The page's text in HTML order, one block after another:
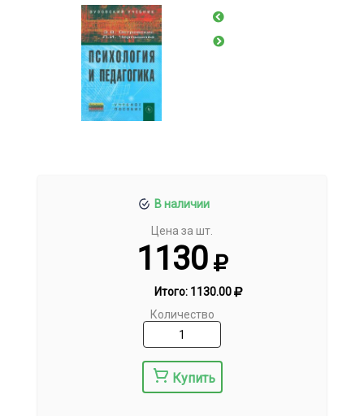
В наличии
Цена за шт.
1130
Итого: 1130.00
Количество
Купить